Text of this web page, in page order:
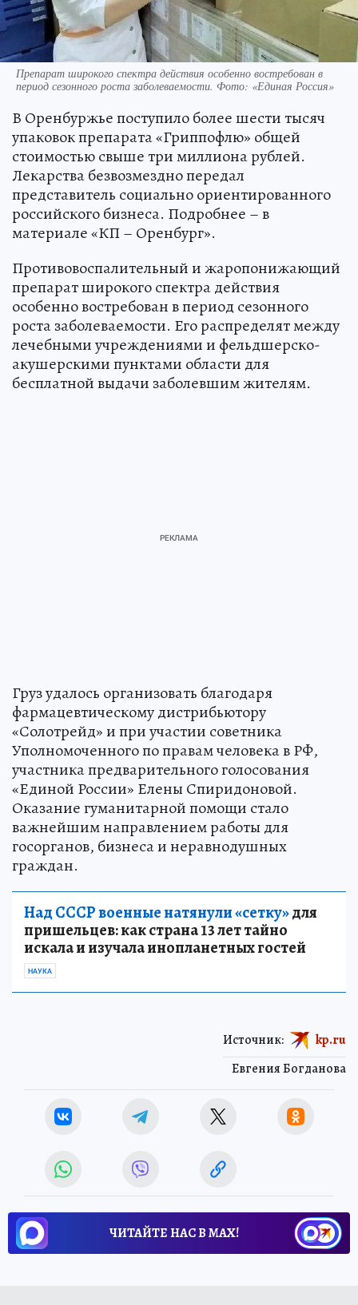
Препарат широкого спектра действия особенно востребован в
период сезонного роста заболеваемости. Фото: «Единая Россия»
В Оренбуржье поступило более шести тысяч
упаковок препарата «Гриппофлю» общей
стоимостью свыше три миллиона рублей.
Лекарства безвозмездно передал
представитель социально ориентированного
российского бизнеса. Подробнее – в
материале «КП – Оренбург».
Противовоспалительный и жаропонижающий
препарат широкого спектра действия
особенно востребован в период сезонного
роста заболеваемости. Его распределят между
лечебными учреждениями и фельдшерско-
акушерскими пунктами области для
бесплатной выдачи заболевшим жителям.
Груз удалось организовать благодаря
фармацевтическому дистрибьютору
«Солотрейд» и при участии советника
Уполномоченного по правам человека в РФ,
участника предварительного голосования
«Единой России» Елены Спиридоновой.
Оказание гуманитарной помощи стало
важнейшим направлением работы для
госорганов, бизнеса и неравнодушных
граждан.
Над СССР военные натянули «сетку»для
пришельцев: как страна 13 лет тайно
искала и изучала инопланетных гостей
НАУКА
Евгения Богданова
Источник: kp.ru
ЧИТАЙТЕ НАС В МАХ!